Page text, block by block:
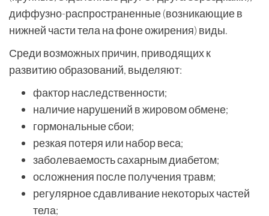
диффузно-распространенные (возникающие в
нижней части тела на фоне ожирения) виды.
Среди возможных причин, приводящих к
развитию образований, выделяют:
фактор наследственности;
наличие нарушений в жировом обмене;
гормональные сбои;
резкая потеря или набор веса;
заболеваемость сахарным диабетом;
осложнения после получения травм;
регулярное сдавливание некоторых частей
тела;